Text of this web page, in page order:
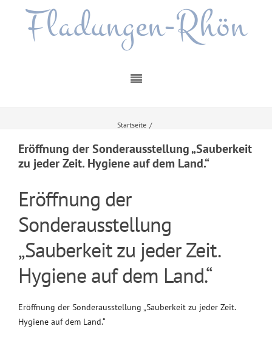
Fladungen-Rhön
Startseite /
Eröffnung der Sonderausstellung „Sauberkeit
zu jeder Zeit. Hygiene auf dem Land.“
Eröffnung der
Sonderausstellung
„Sauberkeit zu jeder Zeit.
Hygiene auf dem Land.“
Eröffnung der Sonderausstellung „Sauberkeit zu jeder Zeit.
Hygiene auf dem Land.“